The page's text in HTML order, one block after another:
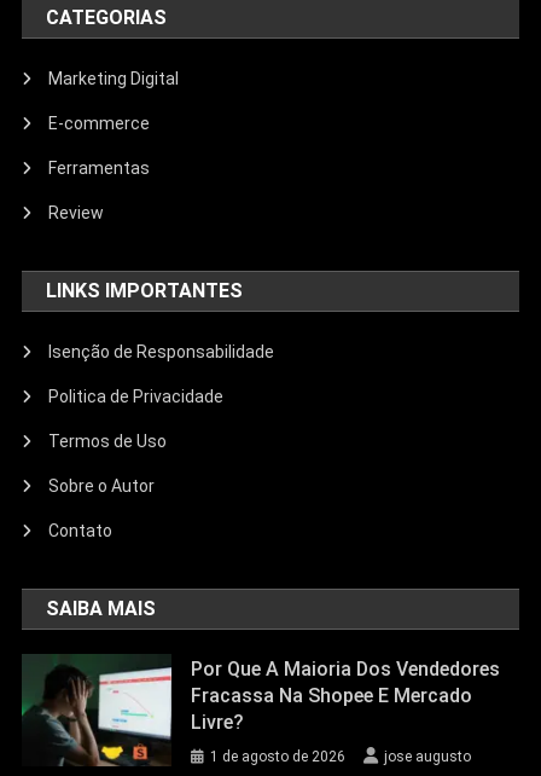
CATEGORIAS
Marketing Digital
E-commerce
Ferramentas
Review
LINKS IMPORTANTES
Isenção de Responsabilidade
Politica de Privacidade
Termos de Uso
Sobre o Autor
Contato
SAIBA MAIS
Por Que A Maioria Dos Vendedores
Fracassa Na Shopee E Mercado
Livre?
1 de agosto de 2026 jose augusto